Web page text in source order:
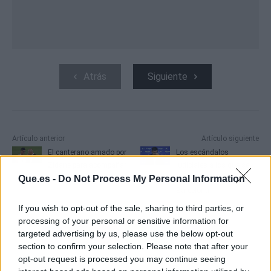
Que.es - Do Not Process My Personal Information
If you wish to opt-out of the sale, sharing to third parties, or
processing of your personal or sensitive information for
targeted advertising by us, please use the below opt-out
section to confirm your selection. Please note that after your
opt-out request is processed you may continue seeing
Atrás Siguiente
Artículo anterior
El canterano amado por
a Casemiro
Artículo siguiente
Los escándalos
ha enfrentado el